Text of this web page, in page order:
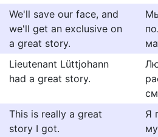
We'll save our face, and
we'll get an exclusive on
a great story.
Lieutenant Lüttjohann
had a great story.
This is really a great
story I got.
Я